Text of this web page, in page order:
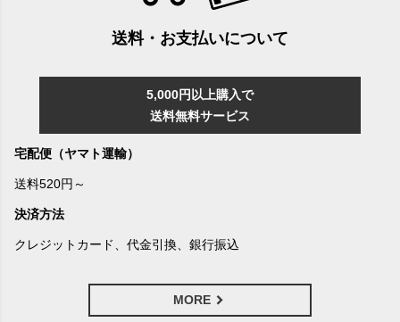
送料・お支払いについて
5,000円以上購入で
送料無料サービス
宅配便（ヤマト運輸）
送料520円～
決済方法
クレジットカード、代金引換、銀行振込
MORE